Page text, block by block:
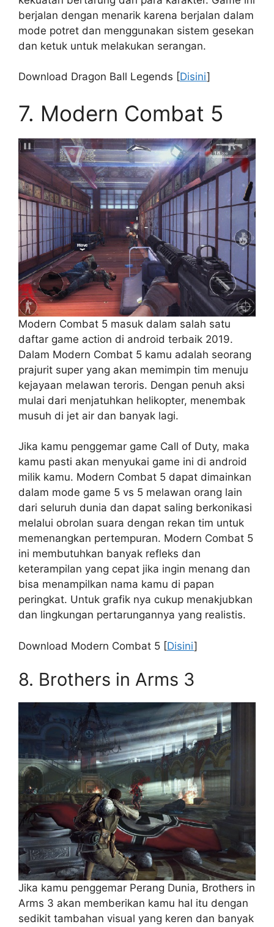
berjalan dengan menarik karena berjalan dalam
mode potret dan menggunakan sistem gesekan
dan ketuk untuk melakukan serangan.
Download Dragon Ball Legends [Disini]
7. Modern Combat 5
Modern Combat 5 masuk dalam salah satu
daftar game action di android terbaik 2019.
Dalam Modern Combat 5 kamu adalah seorang
prajurit super yang akan memimpin tim menuju
kejayaan melawan teroris. Dengan penuh aksi
mulai dari menjatuhkan helikopter, menembak
musuh di jet air dan banyak lagi.
Jika kamu penggemar game Call of Duty, maka
kamu pasti akan menyukai game ini di android
milik kamu. Modern Combat 5 dapat dimainkan
dalam mode game 5 vs 5 melawan orang lain
dari seluruh dunia dan dapat saling berkonikasi
melalui obrolan suara dengan rekan tim untuk
memenangkan pertempuran. Modern Combat 5
ini membutuhkan banyak refleks dan
keterampilan yang cepat jika ingin menang dan
bisa menampilkan nama kamu di papan
peringkat. Untuk grafik nya cukup menakjubkan
dan lingkungan pertarungannya yang realistis.
Download Modern Combat 5 [Disini]
8. Brothers in Arms 3
Jika kamu penggemar Perang Dunia, Brothers in
Arms 3 akan memberikan kamu hal itu dengan
sedikit tambahan visual yang keren dan banyak